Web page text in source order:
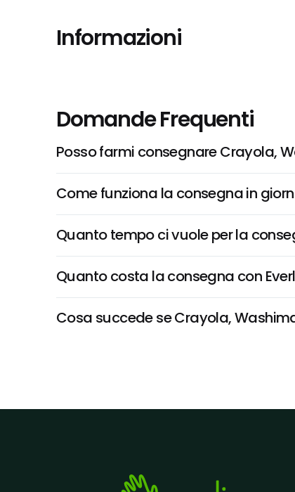
Informazioni
Domande Frequenti
Posso farmi consegnare Crayola,
Come funziona la consegna in
Quanto tempo ci vuole per la
Quanto costa la consegna con
Cosa succede se Crayola,